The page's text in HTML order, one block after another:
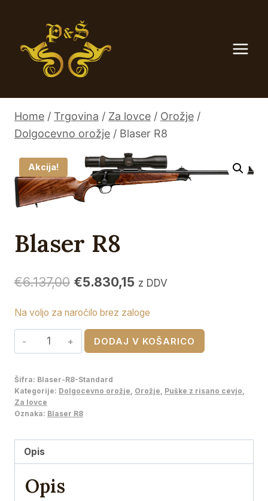
Home / Trgovina / Za lovce / Orožje /
Dolgocevno orožje / Blaser R8
Akcija!
Blaser R8
€6.137,00 Izvirna
bila:
€5.830,15Trenutna
je:
€5.830,15.
z DDV
Na voljo za naročilo brez zaloge
Blaser
R8
DODAJ V KOŠARICO
Šifra: Blaser-R8-Standard
Kategorije: Dolgocevno orožje, Orožje, Puške z risano cevjo,
Za lovce
Oznaka: Blaser R8
Opis
Opis